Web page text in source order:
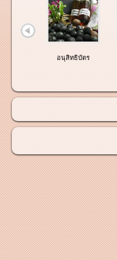
บัตร อนุสิทธิบัตร